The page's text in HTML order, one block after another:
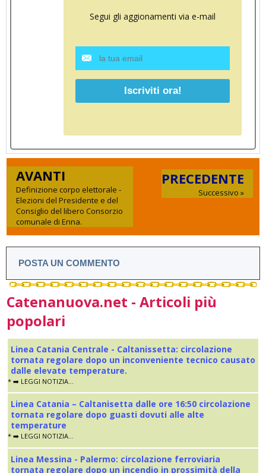
Segui gli aggionamenti via e-mail
AVANTI
Definizione corpo elettorale -
Elezioni del Presidente e del
Consiglio del libero Consorzio
comunale di Enna.
PRECEDENTE
Successivo »
POSTA UN COMMENTO
Catenanuova.net - Articoli più
popolari
Linea Catania Centrale - Caltanissetta: circolazione
tornata regolare dopo un inconveniente tecnico causato
dalle elevate temperature.
* ➡️ LEGGI NOTIZIA...
Linea Catania – Caltanisetta dalle ore 16:50 circolazione
tornata regolare dopo guasti dovuti alle alte
temperature
* ➡️ LEGGI NOTIZIA...
Linea Messina - Palermo: circolazione ferroviaria
tornata regolare dopo un incendio in prossimità della